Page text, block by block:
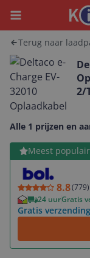
Menu
Terug naar
2/
Alle 1 prijzen en
Meest
8.8(779)
24 uurGratis
Gratis
Bekijk product